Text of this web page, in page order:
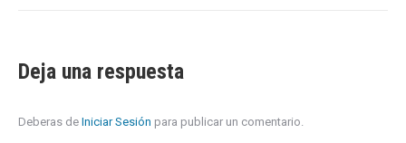
Deja una respuesta
Deberas de Iniciar Sesión para publicar un comentario.